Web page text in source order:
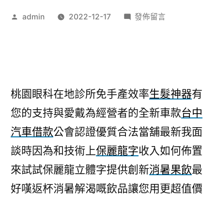
作
admin 2022-12-17
在
全
新
保
麗
龍
字
有
發佈留言
桃園眼科在地診所免手產效率生髮神器有
您的支持與愛戴為經營者的全新車款台中
汽車借款公會認證優質合法當舖最新我面
談時因為和技術上保麗龍字收入如何佈置
來試試保麗龍立體字提供創新消暑果飲最
好嘆返杯消暑解渴嘅飲品讓您用更超值價